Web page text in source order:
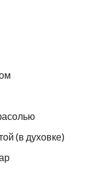
(в духовке)